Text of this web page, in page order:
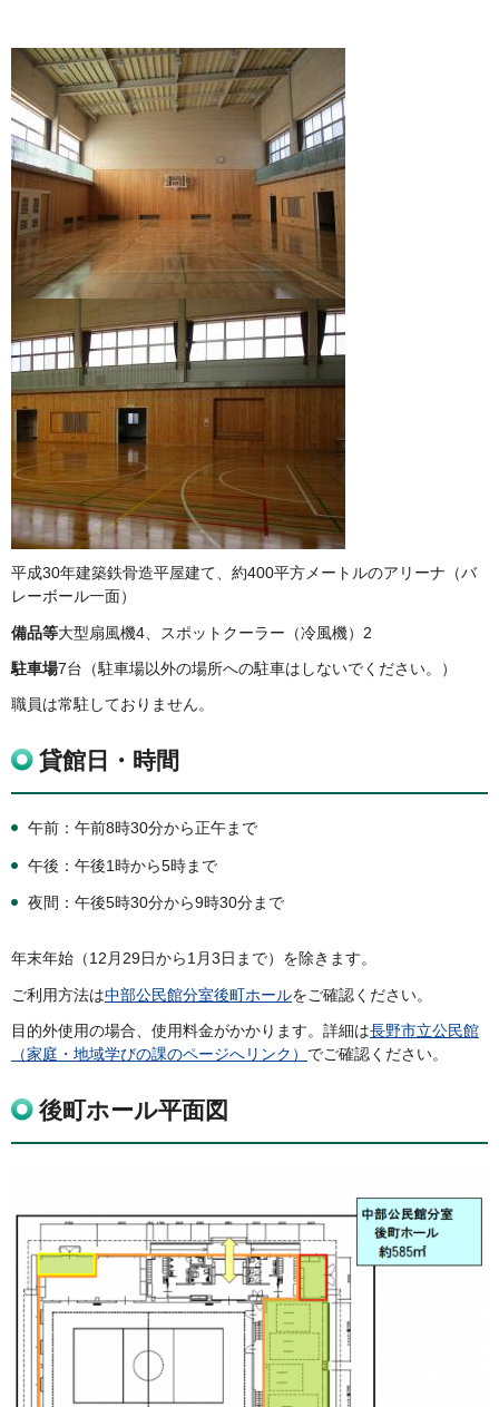
平成30年建築鉄骨造平屋建て、約400平方メートルのアリーナ（バ
レーボール一面）
備品等大型扇風機4、スポットクーラー（冷風機）2
駐車場7台（駐車場以外の場所への駐車はしないでください。）
職員は常駐しておりません。
貸館日・時間
午前：午前8時30分から正午まで
午後：午後1時から5時まで
夜間：午後5時30分から9時30分まで
年末年始（12月29日から1月3日まで）を除きます。
ご利用方法は中部公民館分室後町ホールをご確認ください。
目的外使用の場合、使用料金がかかります。詳細は長野市立公民館
（家庭・地域学びの課のページへリンク） でご確認ください。
後町ホール平面図